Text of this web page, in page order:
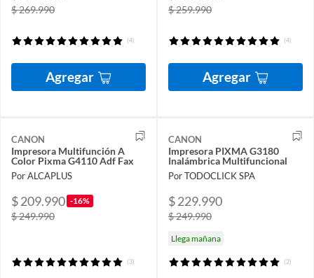
$ 269.990
(4)
Agregar
$ 259.990
(4)
Agregar
CANON
Impresora Multifunción A
Color Pixma G4110 Adf Fax
Por ALCAPLUS
$ 209.990 -16%
$ 249.990
(3)
CANON
Impresora PIXMA G3180
Inalámbrica Multifuncional
Por TODOCLICK SPA
$ 229.990
$ 249.990
Llega mañana
(2)